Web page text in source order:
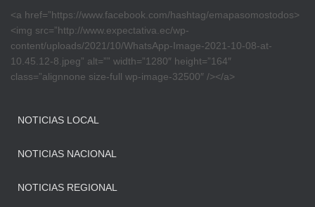
<a href=”https://www.facebook.com/hashtag/emapasomostodos>
<img src=”http://www.expectativa.ec/wp-
content/uploads/2021/10/WhatsApp-Image-2021-10-08-at-
10.45.12-8.jpeg” alt=”” width=”1280″ height=”164″
class=”alignnone size-full wp-image-32500″ /></a>
NOTICIAS LOCAL
NOTICIAS NACIONAL
NOTICIAS REGIONAL